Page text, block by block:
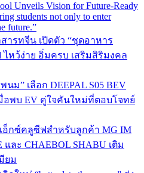
Unveils Vision for Future-Ready
students not only to enter
future.”
ารทจีน เปิดตัว “ชุดอาหาร
ไหว้ง่าย อิ่มครบ เสริมสิริมงคล
ม” เลือก DEEPAL S05 BEV
อพบ EV คู่ใจคันใหม่ที่ตอบโจทย์
อ็กซ์คลูซีฟสำหรับลูกค้า MG IM
และ CHAEBOL SHABU เติม
ยม